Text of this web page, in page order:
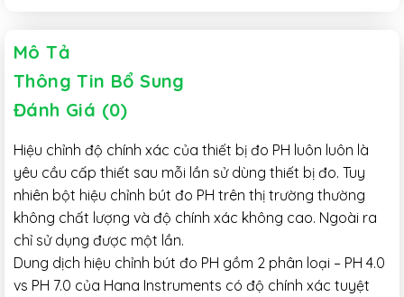
Mô Tả
Thông Tin Bổ Sung
Đánh Giá (0)
Hiệu chỉnh độ chính xác của thiết bị đo PH luôn luôn là
yêu cầu cấp thiết sau mỗi lần sử dùng thiết bị đo. Tuy
nhiên bột hiệu chỉnh bút đo PH trên thị trường thường
không chất lượng và độ chính xác không cao. Ngoài ra
chỉ sử dụng được một lần.
Dung dịch hiệu chỉnh bút đo PH gồm 2 phân loại – PH 4.0
vs PH 7.0 của Hana Instruments có độ chính xác tuyệt